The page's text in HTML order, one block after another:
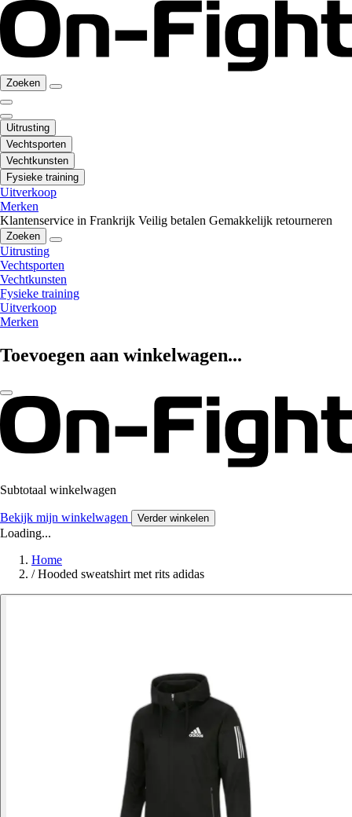
Zoeken
Uitrusting
Vechtsporten
Vechtkunsten
Fysieke training
Uitverkoop
Merken
Klantenservice in Frankrijk Veilig betalen Gemakkelijk retourneren
Zoeken
Uitrusting
Vechtsporten
Vechtkunsten
Fysieke training
Uitverkoop
Merken
Toevoegen aan winkelwagen...
Subtotaal winkelwagen
Bekijk mijn winkelwagen Verder winkelen
Loading...
Home
/ Hooded sweatshirt met rits adidas